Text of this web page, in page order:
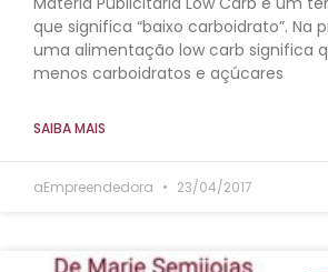
que significa “baixo carboidrato”. Na
uma alimentação low carb significa
menos carboidratos e açúcares
SAIBA MAIS
aEmpreendedora 23/04/2017